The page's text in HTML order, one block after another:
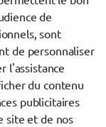
de
sont
de personnaliser
l'assistance
du contenu
publicitaires
site et de nos